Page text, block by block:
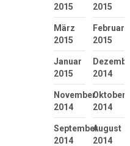
2015
2015
März
2015
Februar
2015
Januar
2015
2014
November
2014
Oktober
2014
September
2014
August
2014